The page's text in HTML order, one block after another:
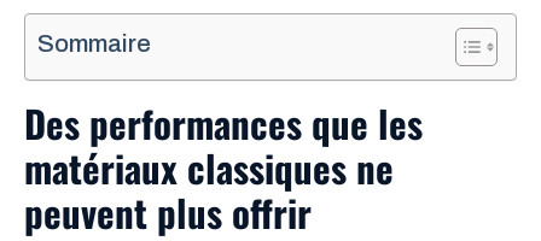
Sommaire
Des performances que les
matériaux classiques ne
peuvent plus offrir